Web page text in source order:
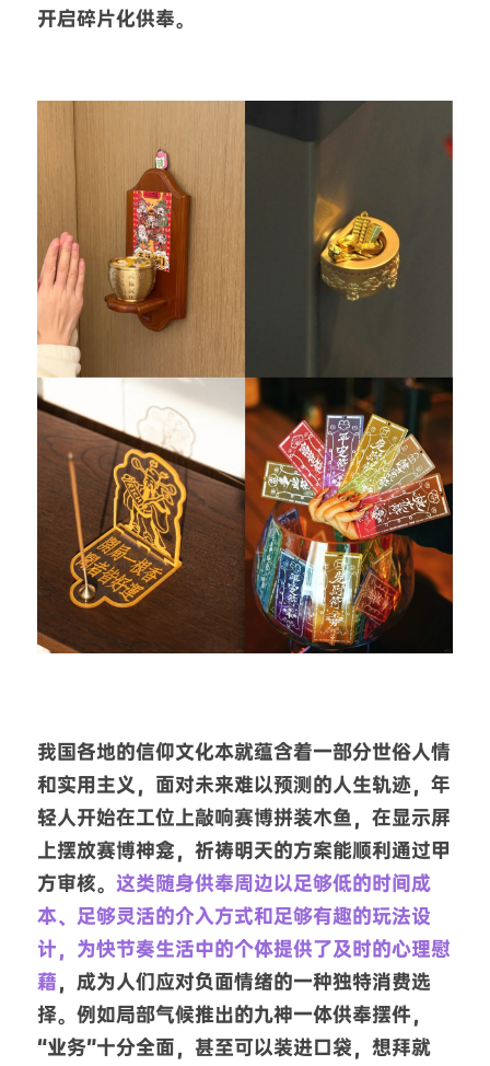
开启碎片化供奉。
我国各地的信仰文化本就蕴含着一部分世俗人情
和实用主义，面对未来难以预测的人生轨迹，年
轻人开始在工位上敲响赛博拼装木鱼，在显示屏
上摆放赛博神龛，祈祷明天的方案能顺利通过甲
方审核。 这类随身供奉周边以足够低的时间成
本、足够灵活的介入方式和足够有趣的玩法设
计，为快节奏生活中的个体提供了及时的心理慰
藉，成为人们应对负面情绪的一种独特消费选
择。例如局部气候推出的九神一体供奉摆件，
“业务”十分全面，甚至可以装进口袋，想拜就